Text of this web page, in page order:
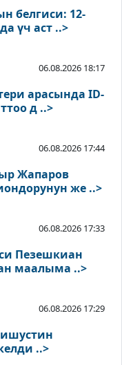
белгиси: 12-
үч аст ..>
06.08.2026 18:17
арасында ID-
д ..>
06.08.2026 17:44
Жапаров
же ..>
06.08.2026 17:33
Пезешкиан
маалыма ..>
06.08.2026 17:29
..>